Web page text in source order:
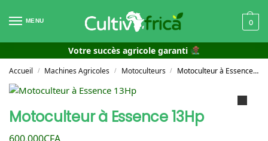
MENU 0
Votre succès agricole garanti
Accueil / Machines Agricoles / Motoculteurs / Motoculteur à Essence 13Hp
Motoculteur à Essence 13Hp
600.000CFA